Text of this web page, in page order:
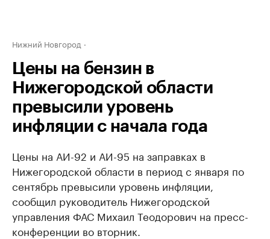
Нижний Новгород
Цены на бензин в
Нижегородской области
превысили уровень
инфляции с начала года
Цены на АИ-92 и АИ-95 на заправках в
Нижегородской области в период с января по
сентябрь превысили уровень инфляции,
сообщил руководитель Нижегородской
управления ФАС Михаил Теодорович на пресс-
конференции во вторник.